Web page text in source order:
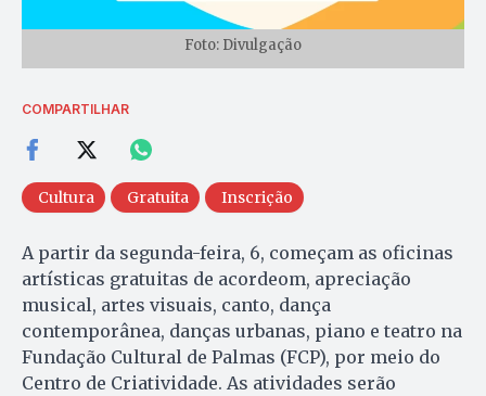
Foto: Divulgação
COMPARTILHAR
Cultura Gratuita Inscrição
A partir da segunda-feira, 6, começam as oficinas
artísticas gratuitas de acordeom, apreciação
musical, artes visuais, canto, dança
contemporânea, danças urbanas, piano e teatro na
Fundação Cultural de Palmas (FCP), por meio do
Centro de Criatividade. As atividades serão